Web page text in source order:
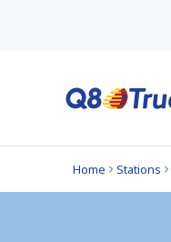
Home Stations